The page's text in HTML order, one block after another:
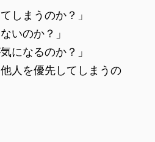
しまうのか？」
いのか？」
になるのか？」
人を優先してしまうの